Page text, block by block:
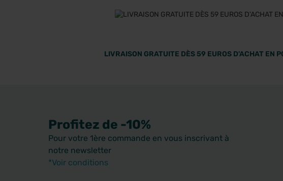
LIVRAISON GRATUITE DÈS 59 EUROS D'ACHAT EN
Profitez de -10%
Pour votre 1ère commande en vous inscrivant à
notre newsletter
*Voir conditions